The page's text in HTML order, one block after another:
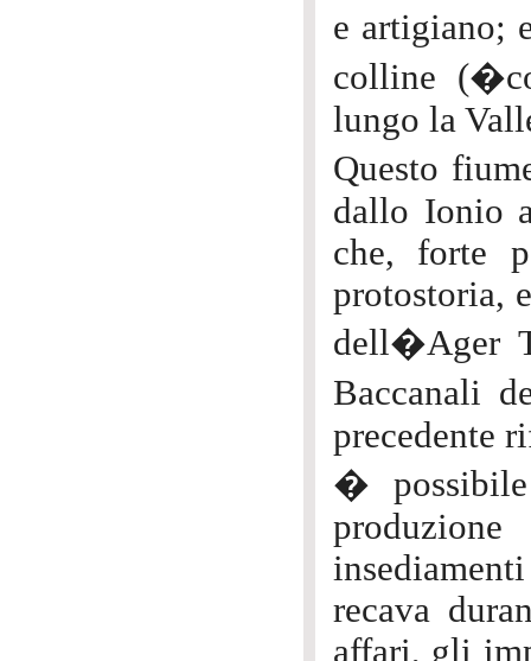
e artigiano;
colline
lungo la
Questo
dallo Ionio
che, forte
protostoria,
dell�Ager
Baccanali
precedente
�
recava
affari, gli